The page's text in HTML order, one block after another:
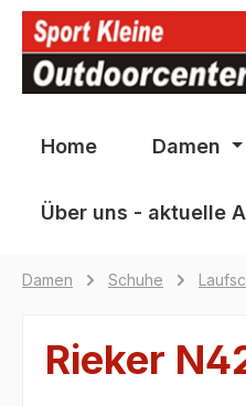
Zur
Home Damen
Über uns - aktuelle
Damen Schuhe
Rieker